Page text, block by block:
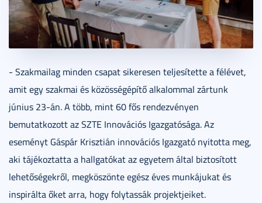
- Szakmailag minden csapat sikeresen teljesítette a félévet,
amit egy szakmai és közösségépítő alkalommal zártunk
június 23-án. A több, mint 60 fős rendezvényen
bemutatkozott az SZTE Innovációs Igazgatósága. Az
eseményt Gáspár Krisztián innovációs Igazgató nyitotta meg,
aki tájékoztatta a hallgatókat az egyetem által biztosított
lehetőségekről, megköszönte egész éves munkájukat és
inspirálta őket arra, hogy folytassák projektjeiket.